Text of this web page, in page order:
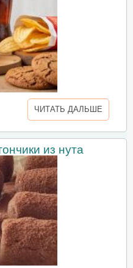
ЧИТАТЬ ДАЛЬШЕ
из нута